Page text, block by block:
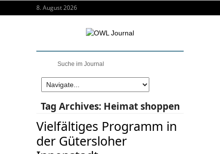
8. August 2026
Tag Archives: Heimat shoppen
Vielfältiges Programm in
der Gütersloher